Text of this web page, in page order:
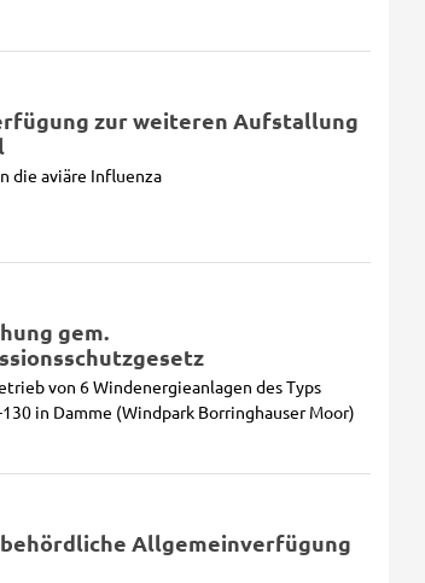
zur weiteren Aufstallung
die aviäre Influenza
gem.
von 6 Windenergieanlagen des Typs
130 in Damme (Windpark Borringhauser Moor)
Allgemeinverfügung